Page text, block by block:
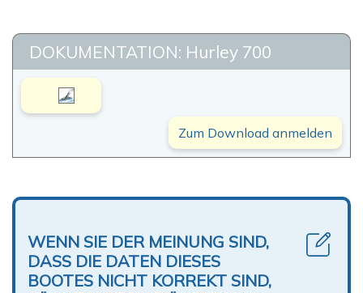
DOKUMENTATION: Hurley 700
Zum Download anmelden
WENN SIE DER MEINUNG SIND,
DASS DIE DATEN DIESES
BOOTES NICHT KORREKT SIND,